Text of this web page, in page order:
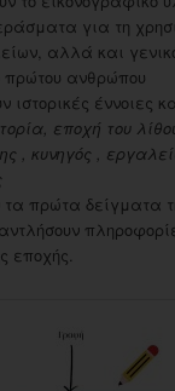
για τη
αλλά και
πρώτου ανθρώπου
ιστορικές έννοιες
εποχή του
, κυνηγός ,
πρώτα δείγματα
εποχής.